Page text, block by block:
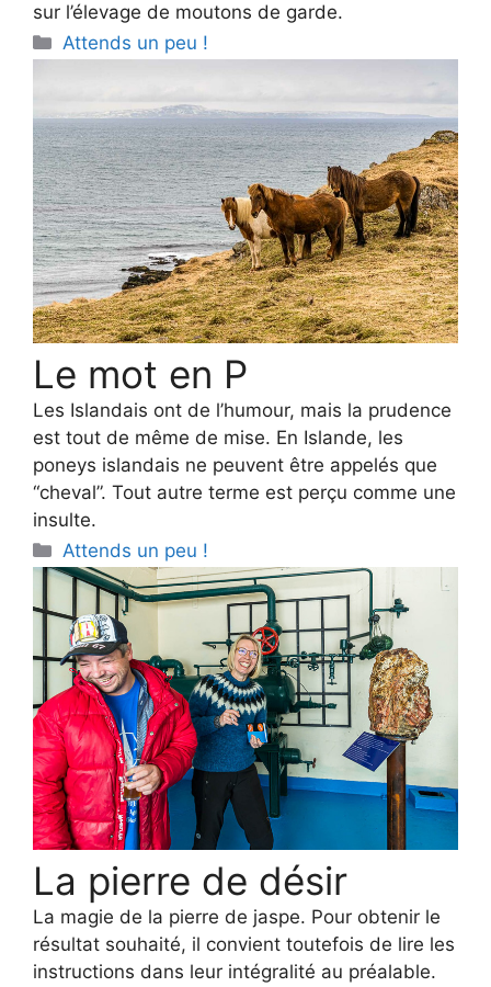
sur l’élevage de moutons de garde.
Categories
Attends un peu !
Le mot en P
Les Islandais ont de l’humour, mais la prudence
est tout de même de mise. En Islande, les
poneys islandais ne peuvent être appelés que
“cheval”. Tout autre terme est perçu comme une
insulte.
Categories
Attends un peu !
La pierre de désir
La magie de la pierre de jaspe. Pour obtenir le
résultat souhaité, il convient toutefois de lire les
instructions dans leur intégralité au préalable.